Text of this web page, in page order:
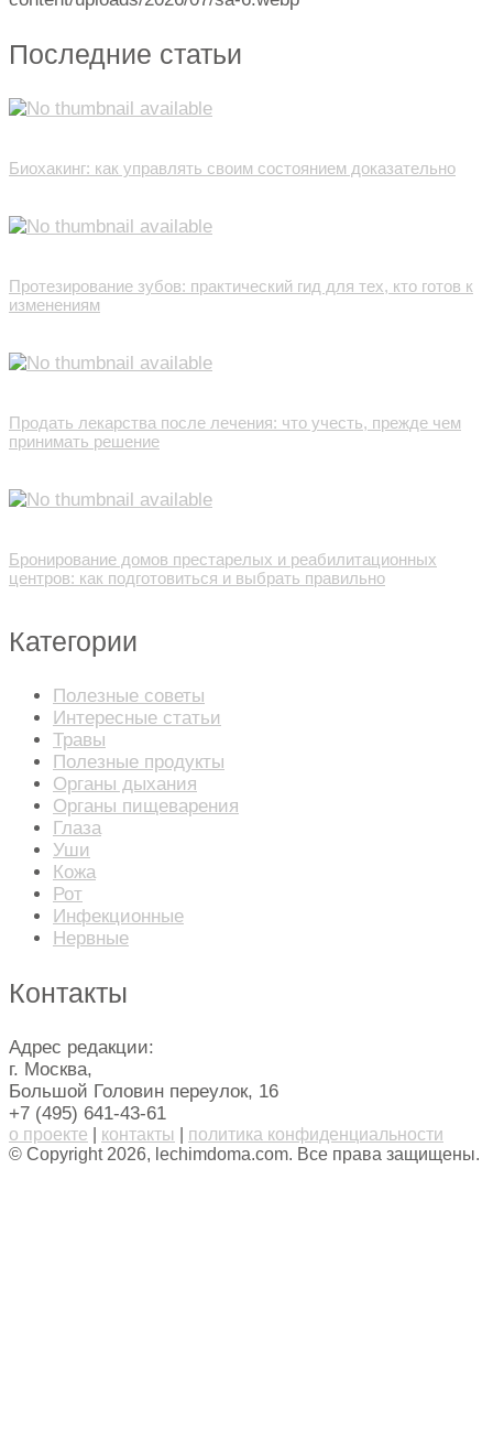
Последние статьи
Биохакинг: как управлять своим состоянием доказательно
Протезирование зубов: практический гид для тех, кто готов к
изменениям
Продать лекарства после лечения: что учесть, прежде чем
принимать решение
Бронирование домов престарелых и реабилитационных
центров: как подготовиться и выбрать правильно
Категории
Полезные советы
Интересные статьи
Травы
Полезные продукты
Органы дыхания
Органы пищеварения
Глаза
Уши
Кожа
Рот
Инфекционные
Нервные
Контакты
Адрес редакции:
г. Москва,
Большой Головин переулок, 16
+7 (495) 641-43-61
о проекте контакты
политика конфиденциальности
© Copyright 2026, lechimdoma.com. Все права защищены.